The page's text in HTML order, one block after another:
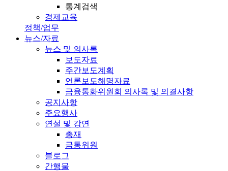
통계검색
경제교육
정책/업무
뉴스/자료
뉴스 및 의사록
보도자료
주간보도계획
언론보도해명자료
금융통화위원회 의사록 및 의결사항
공지사항
주요행사
연설 및 강연
총재
금통위원
블로그
간행물